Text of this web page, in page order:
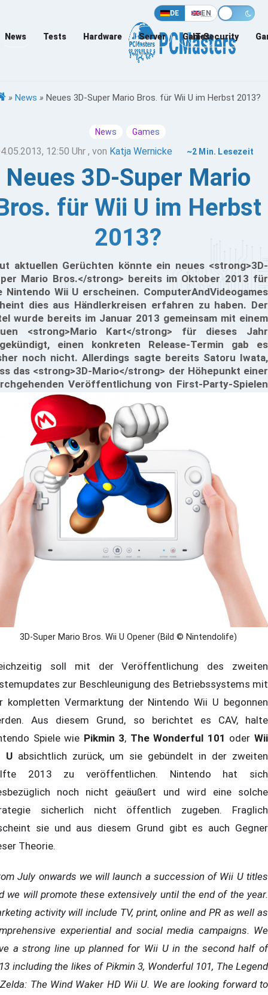
DE EN
News Tests Hardware Server Games
IT-Security
» News » Neues 3D-Super Mario Bros. für Wii U im Herbst 2013?
News Games
12:50 Uhr , von Katja Wernicke ~2 Min. Lesezeit
Neues 3D-Super Mario
für Wii U im Herbst
2013?
aktuellen Gerüchten könnte ein neues <strong>3D-
Mario Bros.</strong> bereits im Oktober 2013 für
Nintendo Wii U erscheinen. ComputerAndVideogames
dies aus Händlerkreisen erfahren zu haben. Der
wurde bereits im Januar 2013 gemeinsam mit einem
<strong>Mario Kart</strong> für dieses Jahr
einen konkreten Release-Termin gab es
noch nicht. Allerdings sagte bereits Satoru Iwata,
das <strong>3D-Mario</strong> der Höhepunkt einer
Veröffentlichung von First-Party-Spielen
zweiten Jahreshälfte 2013 ist.
3D-Super Mario Bros. Wii U Opener (Bild © Nintendolife)
soll mit der Veröffentlichung des zweiten
zur Beschleunigung des Betriebssystems mit
kompletten Vermarktung der Nintendo Wii U begonnen
Aus diesem Grund, so berichtet es CAV, halte
Spiele wie Pikmin 3, The Wonderful 101 oderWii
U absichtlich zurück, um sie gebündelt in der zweiten
2013 zu veröffentlichen. Nintendo hat sich
noch nicht geäußert und wird eine solche
sicherlich nicht öffentlich zugeben. Fraglich
sie und aus diesem Grund gibt es auch Gegner
Theorie.
July onwards we will launch a succession of Wii U titles
we will promote these extensively until the end of the year.
activity will include TV, print, online and PR as well as
experiential and social media campaigns. We
a strong line up planned for Wii U in the second half of
including the likes of Pikmin 3, Wonderful 101, The Legend
The Wind Waker HD Wii U. We are looking forward to